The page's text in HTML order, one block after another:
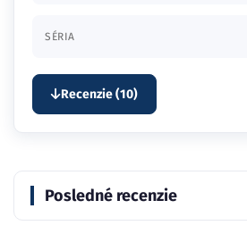
SÉRIA
Recenzie (10)
Posledné recenzie